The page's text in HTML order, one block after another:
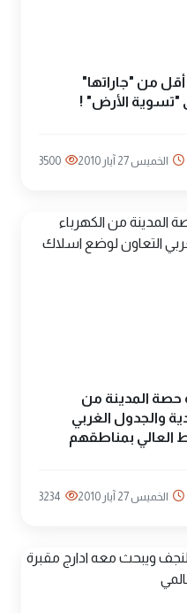
من "جاراتها"
الأرض" !
الخميس 27 آيار 2010 3500
حصة المدينة من
والجدول الغربي
العالي بمناطقهم
الخميس 27 آيار 2010 3234